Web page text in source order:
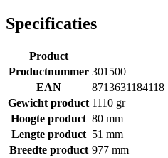
Specificaties
Product
Productnummer 301500
EAN
8713631184118
Gewicht product 1110 gr
Hoogte product 80 mm
Lengte product 51 mm
Breedte product 977 mm